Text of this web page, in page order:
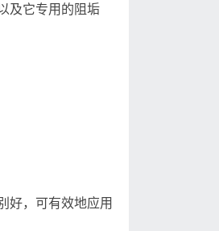
及它专用的阻垢
好，可有效地应用